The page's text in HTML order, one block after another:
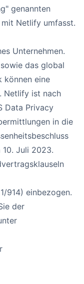
genannten
Netlify umfasst.
Unternehmen.
das global
können eine
Netlify ist nach
Data Privacy
in die
10. Juli 2023.
914) einbezogen.
der